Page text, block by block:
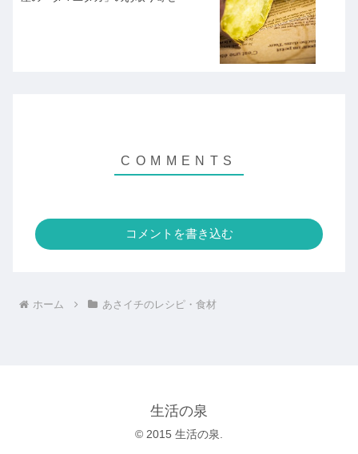
コメントを書き込む
ホーム あさイチのレシピ・食材
生活の泉
© 2015 生活の泉.